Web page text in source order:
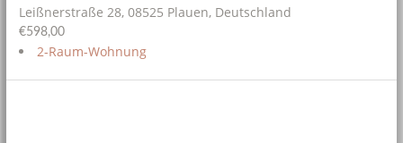
Leißnerstraße 28, 08525 Plauen, Deutschland
€598,00
2-Raum-Wohnung